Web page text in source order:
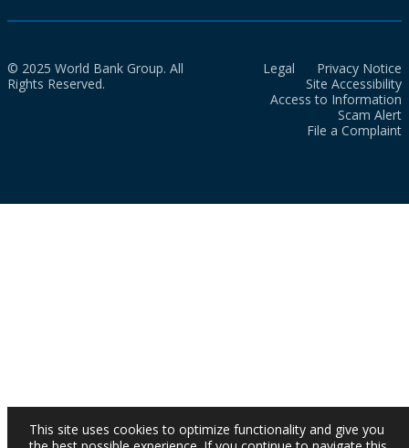
© 2025 World Bank Group. All
Rights Reserved.
Legal
Privacy Notice
Site Accessibility
Access to Information
Scam Alert
File a Complaint
This site uses cookies to optimize functionality and give you